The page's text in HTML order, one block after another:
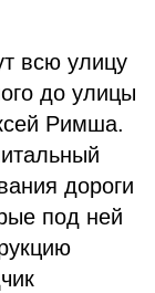
всю улицу
до улицы
Римша.
дороги
под ней